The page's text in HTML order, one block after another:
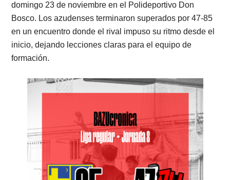
domingo 23 de noviembre en el Polideportivo Don
Bosco. Los azudenses terminaron superados por 47-85
en un encuentro donde el rival impuso su ritmo desde el
inicio, dejando lecciones claras para el equipo de
formación.